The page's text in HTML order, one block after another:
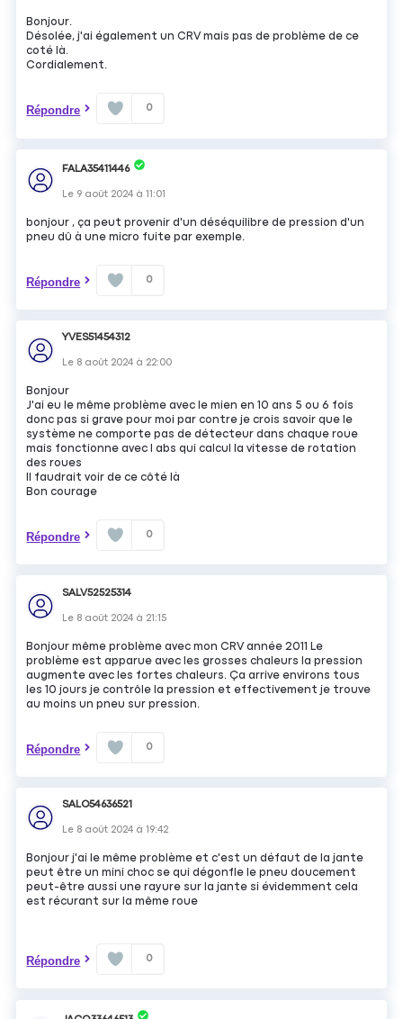
Bonjour.
Désolée, j'ai également un CRV mais pas de problème de ce
coté là.
Cordialement.
Répondre 0
FALA35411446
Le 9 août 2024 à11:01
bonjour , ça peut provenir d'un déséquilibre de pression d'un
pneu dû à une micro fuite par exemple.
Répondre 0
YVES51454312
Le 8 août 2024 à 22:00
Bonjour
J'ai eu le même problème avec le mien en 10 ans 5 ou 6 fois
donc pas si grave pour moi par contre je crois savoir que le
système ne comporte pas de détecteur dans chaque roue
mais fonctionne avec l abs qui calcul la vitesse de rotation
des roues
Il faudrait voir de ce côté là
Bon courage
Répondre 0
SALV52525314
Le 8 août 2024 à 21:15
Bonjour même problème avec mon CRV année 2011 Le
problème est apparue avec les grosses chaleurs la pression
augmente avec les fortes chaleurs. Ça arrive environs tous
les 10 jours je contrôle la pression et effectivement je trouve
au moins un pneu sur pression.
Répondre 0
SALO54636521
Le 8 août 2024 à19:42
Bonjour j'ai le même problème et c'est un défaut de la jante
peut être un mini choc se qui dégonfle le pneu doucement
peut-être aussi une rayure sur la jante si évidemment cela
est récurant sur la même roue
Répondre 0